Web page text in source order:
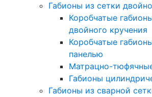
Габионы из сетки
Коробчатые
двойного кручения
Коробчатые
панелью
Матрацно-
Габионы
Габионы из сварной